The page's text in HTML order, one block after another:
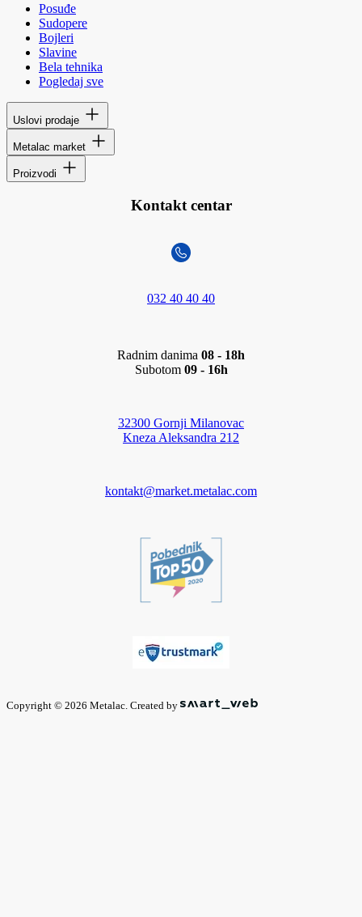
Posuđe
Sudopere
Bojleri
Slavine
Bela tehnika
Pogledaj sve
Uslovi prodaje
Metalac market
Proizvodi
Kontakt centar
032 40 40 40
Radnim danima 08 - 18h
Subotom 09 - 16h
32300 Gornji Milanovac
Kneza Aleksandra 212
kontakt@market.metalac.com
Copyright © 2026 Metalac. Created by